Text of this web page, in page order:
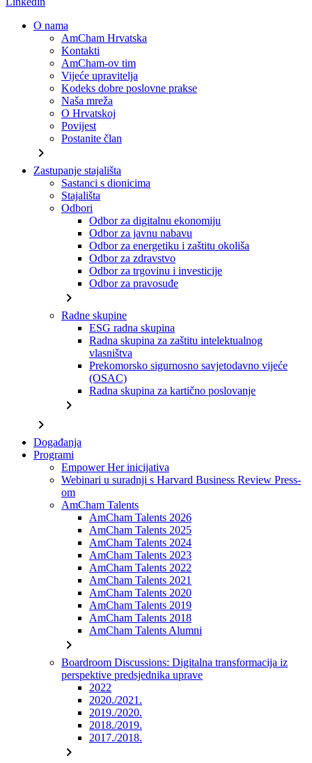
O nama
AmCham Hrvatska
Kontakti
AmCham-ov tim
Vijeće upravitelja
Kodeks dobre poslovne prakse
Naša mreža
O Hrvatskoj
Povijest
Postanite član
chevron_right
Zastupanje stajališta
Sastanci s dionicima
Stajališta
Odbori
Odbor za digitalnu ekonomiju
Odbor za javnu nabavu
Odbor za energetiku i zaštitu okoliša
Odbor za zdravstvo
Odbor za trgovinu i investicije
Odbor za pravosuđe
chevron_right
Radne skupine
ESG radna skupina
Radna skupina za zaštitu intelektualnog
vlasništva
Prekomorsko sigurnosno savjetodavno vijeće
(OSAC)
Radna skupina za kartično poslovanje
chevron_right
chevron_right
Događanja
Programi
Empower Her inicijativa
Webinari u suradnji s Harvard Business Review Press-
om
AmCham Talents
AmCham Talents 2026
AmCham Talents 2025
AmCham Talents 2024
AmCham Talents 2023
AmCham Talents 2022
AmCham Talents 2021
AmCham Talents 2020
AmCham Talents 2019
AmCham Talents 2018
AmCham Talents Alumni
chevron_right
Boardroom Discussions: Digitalna transformacija iz
perspektive predsjednika uprave
2022
2020./2021.
2019./2020.
2018./2019.
2017./2018.
chevron_right